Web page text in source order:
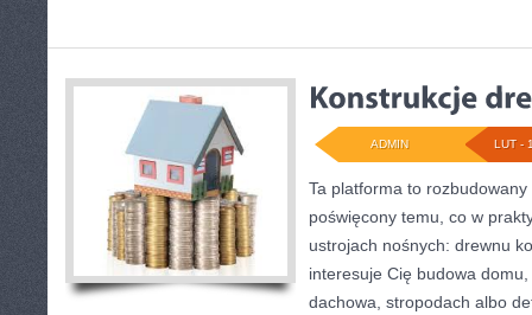
LUT -
ADMIN
Ta platforma to
poświęcony temu, co w
ustrojach nośnych: drewnu
interesuje Cię budowa
dachowa, stropodach albo